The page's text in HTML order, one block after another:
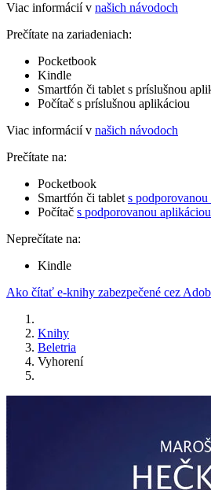
Viac informácií v našich návodoch
Prečítate na zariadeniach:
Pocketbook
Kindle
Smartfón či tablet s príslušnou
Počítač s príslušnou aplikáciou
Viac informácií v našich návodoch
Prečítate na:
Pocketbook
Smartfón či tablet s
Počítač s podporovanou aplikáciou
Neprečítate na:
Kindle
Ako čítať e-knihy zabezpečené cez
Knihy
Beletria
Vyhorení